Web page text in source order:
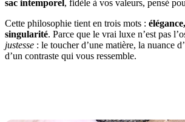
sac intemporel, fidèle à vos valeurs, pensé
Cette philosophie tient en trois mots :
singularité. Parce que le vrai luxe n’est pas
justesse : le toucher d’une matière, la nuance
d’un contraste qui vous ressemble.